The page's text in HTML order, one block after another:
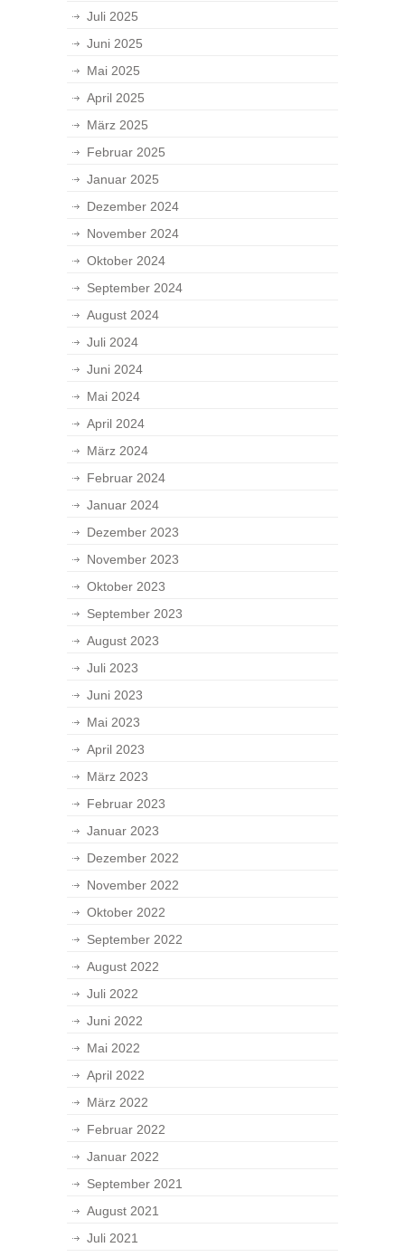
Juli 2025
Juni 2025
Mai 2025
April 2025
März 2025
Februar 2025
Januar 2025
Dezember 2024
November 2024
Oktober 2024
September 2024
August 2024
Juli 2024
Juni 2024
Mai 2024
April 2024
März 2024
Februar 2024
Januar 2024
Dezember 2023
November 2023
Oktober 2023
September 2023
August 2023
Juli 2023
Juni 2023
Mai 2023
April 2023
März 2023
Februar 2023
Januar 2023
Dezember 2022
November 2022
Oktober 2022
September 2022
August 2022
Juli 2022
Juni 2022
Mai 2022
April 2022
März 2022
Februar 2022
Januar 2022
September 2021
August 2021
Juli 2021